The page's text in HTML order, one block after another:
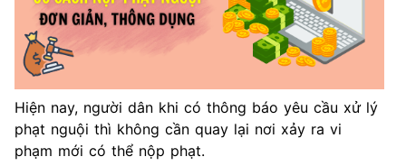
Hiện nay, người dân khi có thông báo yêu cầu xử lý
phạt nguội thì không cần quay lại nơi xảy ra vi
phạm mới có thể nộp phạt.